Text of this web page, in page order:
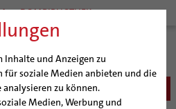
Inhalte und Anzeigen zu
für soziale Medien anbieten und die
zu können.
Medien, Werbung und
DOMBIBLIOTHEK